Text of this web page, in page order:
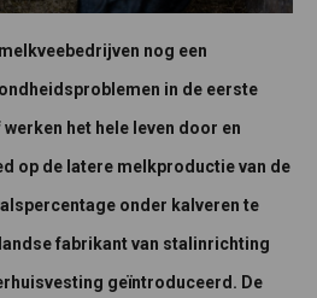
nog een
in de eerste
werken het hele leven door en
op de latere melkproductie van de
onder kalveren te
fabrikant van stalinrichting
geïntroduceerd. De